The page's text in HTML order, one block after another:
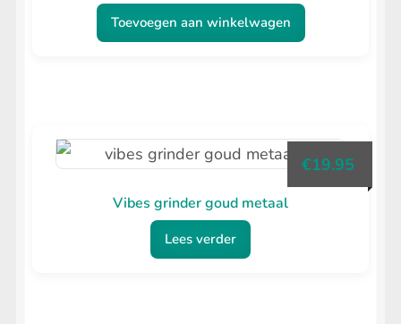
Toevoegen aan winkelwagen
Vibes grinder goud metaal
€19.95
Lees verder